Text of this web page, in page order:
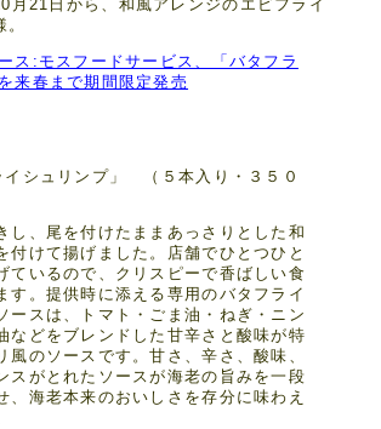
月21日から、和風アレンジのエビフライ
ス:モスフードサービス、「バタフラ
来春まで期間限定発売
イシュリンプ」 （５本入り・３５０
し、尾を付けたままあっさりとした和
付けて揚げました。店舗でひとつひと
ているので、クリスピーで香ばしい食
す。提供時に添える専用のバタフライ
ースは、トマト・ごま油・ねぎ・ニン
などをブレンドした甘辛さと酸味が特
風のソースです。甘さ、辛さ、酸味、
スがとれたソースが海老の旨みを一段
、海老本来のおいしさを存分に味わえ